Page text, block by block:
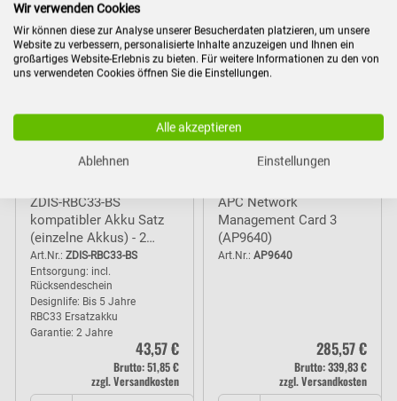
ZDIS-RBC33-BS
kompatibler Akku Satz
(einzelne Akkus) - 2
Jahre Garantie
Art.Nr.: ZDIS-RBC33-BS
Entsorgung: incl.
Rücksendeschein
Designlife: Bis 5 Jahre
RBC33 Ersatzakku
Garantie: 2 Jahre
43,57 €
Brutto: 51,85 €
zzgl. Versandkosten
APC Network
Management Card 3
(AP9640)
Art.Nr.: AP9640
285,57 €
Brutto: 339,83 €
zzgl. Versandkosten
Wir verwenden Cookies
Wir können diese zur Analyse unserer Besucherdaten platzieren, um unsere
Website zu verbessern, personalisierte Inhalte anzuzeigen und Ihnen ein
großartiges Website-Erlebnis zu bieten. Für weitere Informationen zu den von
uns verwendeten Cookies öffnen Sie die Einstellungen.
Alle akzeptieren
Ablehnen Einstellungen